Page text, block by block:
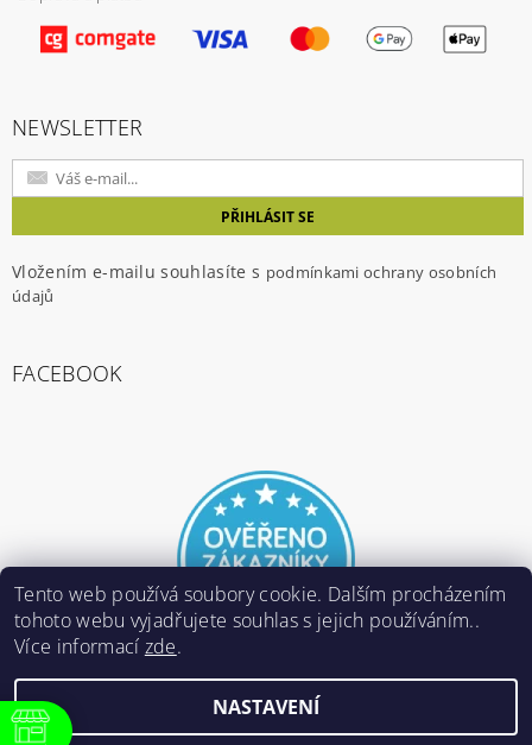
Vložením hodnocení souhlasíte spodmínkami
ochrany osobních údajů
NEWSLETTER
Vložením e-mailu souhlasíte s podmínkami ochrany osobních
údajů
FACEBOOK
E-ARMY.cz, všechna práva vyhrazena
Tento web používá soubory cookie. Dalším procházením
tohoto webu vyjadřujete souhlas s jejich používáním..
Více informací zde.
NASTAVENÍ